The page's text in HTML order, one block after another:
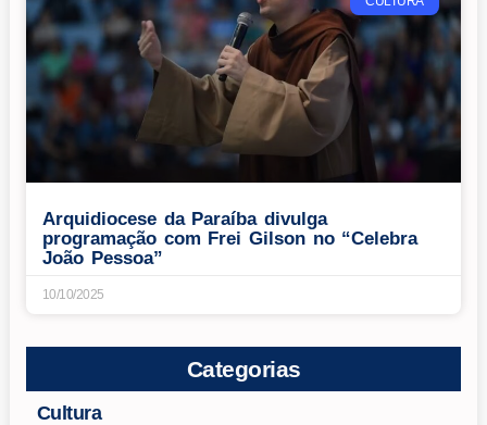
Arquidiocese da Paraíba divulga
programação com Frei Gilson no “Celebra
João Pessoa”
10/10/2025
Categorias
Cultura